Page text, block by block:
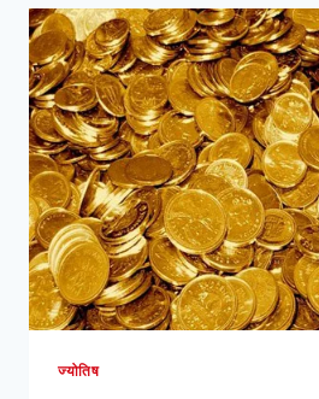
दिन
करें
किस
देवी
की
आराधना
ज्योतिष